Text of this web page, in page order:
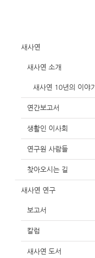
새사연
새사연 소개
새사연 10년의 이야기
연간보고서
생활인 이사회
연구원 사람들
찾아오시는 길
새사연 연구
보고서
칼럼
새사연 도서